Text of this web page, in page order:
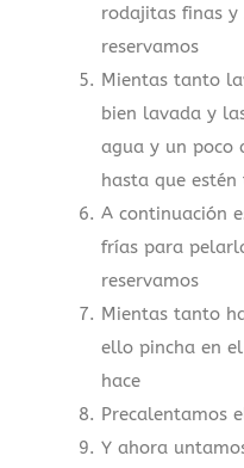
rodajitas finas y
reservamos
Mientas tanto
bien lavada y
agua y un poco
hasta que estén
A continuación
frías para
reservamos
Mientas tanto
ello pincha en
hace
Precalentamos
Y ahora